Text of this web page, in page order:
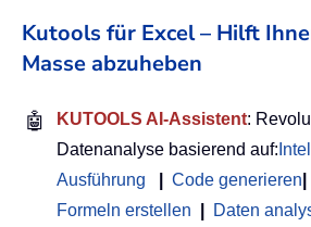
Kutools für Excel – Hilft
Masse abzuheben
🤖 KUTOOLS AI-Assistent:
Datenanalyse basierend auf:
Ausführung
Code generieren
Formeln erstellen
Daten